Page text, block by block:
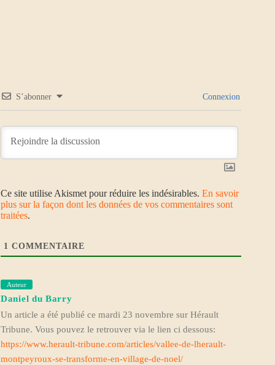
S’abonner Connexion
Ce site utilise Akismet pour réduire les indésirables. En savoir
plus sur la façon dont les données de vos commentaires sont
traitées.
1 COMMENTAIRE
Auteur
Daniel du Barry
Un article a été publié ce mardi 23 novembre sur Hérault
Tribune. Vous pouvez le retrouver via le lien ci dessous:
https://www.herault-tribune.com/articles/vallee-de-lherault-
montpeyroux-se-transforme-en-village-de-noel/